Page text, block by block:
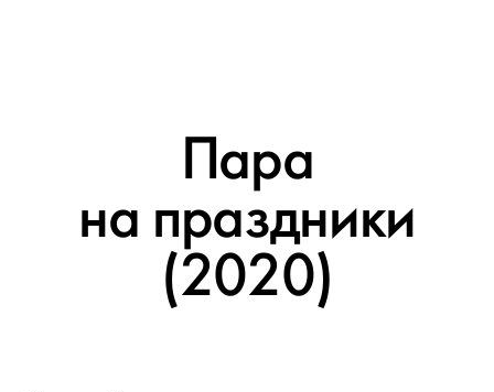
Пара
на праздники
(2020)